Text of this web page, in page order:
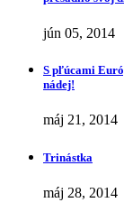
jún 05, 2014
S pľúcami
nádej!
máj 21, 2014
Trinástka
máj 28, 2014